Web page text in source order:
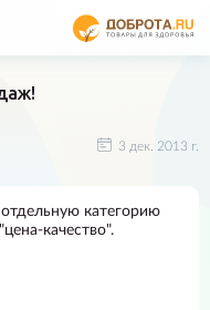
3 дек. 2013 г.
категорию
качество".